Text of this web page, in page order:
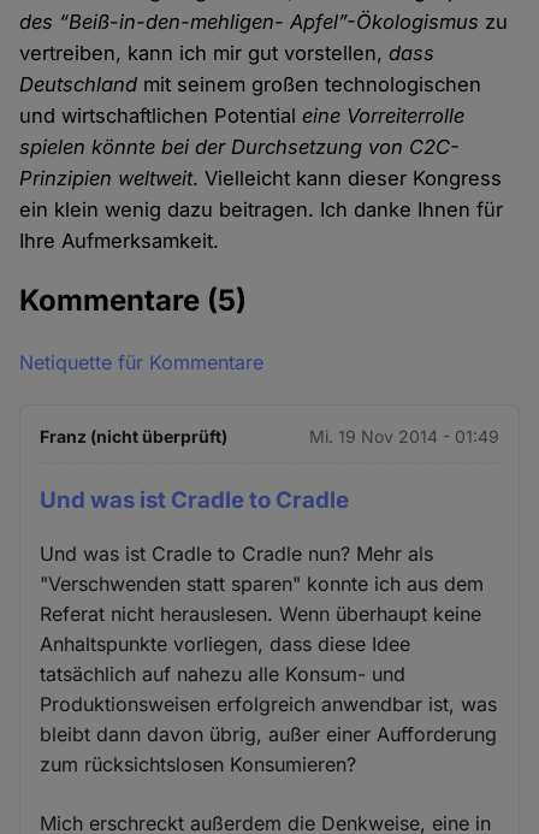
des “Beiß-in-den-mehligen- Apfel”-Ökologismus zu
vertreiben, kann ich mir gut vorstellen,dass
Deutschland mit seinem großen technologischen
und wirtschaftlichen Potentialeine Vorreiterrolle
spielen könnte bei der Durchsetzung von C2C-
Prinzipien weltweit. Vielleicht kann dieser Kongress
ein klein wenig dazu beitragen. Ich danke Ihnen für
Ihre Aufmerksamkeit.
Kommentare (5)
Netiquette für Kommentare
Franz (nicht überprüft) Mi. 19 Nov 2014 - 01:49
Und was ist Cradle to Cradle
Und was ist Cradle to Cradle nun? Mehr als
"Verschwenden statt sparen" konnte ich aus dem
Referat nicht herauslesen. Wenn überhaupt keine
Anhaltspunkte vorliegen, dass diese Idee
tatsächlich auf nahezu alle Konsum- und
Produktionsweisen erfolgreich anwendbar ist, was
bleibt dann davon übrig, außer einer Aufforderung
zum rücksichtslosen Konsumieren?
Mich erschreckt außerdem die Denkweise, eine in